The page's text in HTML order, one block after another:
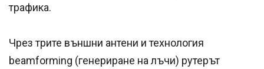
трафика.
Чрез трите външни антени и технология
beamforming (генериране на лъчи) рутерът